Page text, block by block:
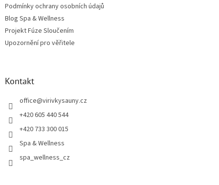
Podmínky ochrany osobních údajů
Blog Spa & Wellness
Projekt Fúze Sloučením
Upozornění pro věřitele
Kontakt
office@virivkysauny.cz
+420 605 440 544
+420 733 300 015
Spa & Wellness
spa_wellness_cz